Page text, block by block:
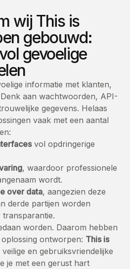
wij This is
gebouwd:
gevoelige
informatie met klanten,
aan wachtwoorden, API-
gegevens. Helaas
vaak met een aantal
vol opdringerige
, waardoor professionele
wordt.
over data, aangezien deze
derde partijen worden
worden. Daarom hebben
ontworpen: This is
en gebruiksvriendelijke
je met een gerust hart